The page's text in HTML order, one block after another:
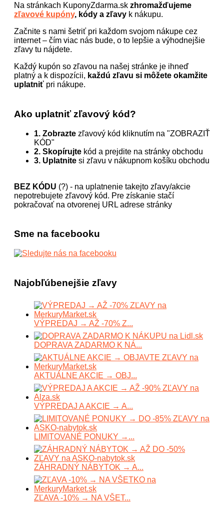
Na stránkach KuponyZdarma.sk zhromažďujeme
zľavové kupóny, kódy a zľavy k nákupu.
Začnite s nami šetriť pri každom svojom nákupe cez
internet – čím viac nás bude, o to lepšie a výhodnejšie
zľavy tu nájdete.
Každý kupón so zľavou na našej stránke je ihneď
platný a k dispozícii, každú zľavu si môžete okamžite
uplatniť pri nákupe.
Ako uplatniť zľavový kód?
1. Zobrazte zľavový kód kliknutím na "ZOBRAZIŤ
KÓD"
2. Skopírujte kód a prejdite na stránky obchodu
3. Uplatnite si zľavu v nákupnom košíku obchodu
BEZ KÓDU (?) - na uplatnenie takejto zľavy/akcie
nepotrebujete zľavový kód. Pre získanie stačí
pokračovať na otvorenej URL adrese stránky
Sme na facebooku
Najobľúbenejšie zľavy
VÝPREDAJ → AŽ -70% Z...
DOPRAVA ZADARMO K NÁ...
AKTUÁLNE AKCIE → OBJ...
VÝPREDAJ A AKCIE → A...
LIMITOVANÉ PONUKY →...
ZÁHRADNÝ NÁBYTOK → A...
ZĽAVA -10% → NA VŠET...